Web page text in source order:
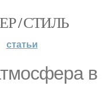
/ СТИЛЬ
статьи
в